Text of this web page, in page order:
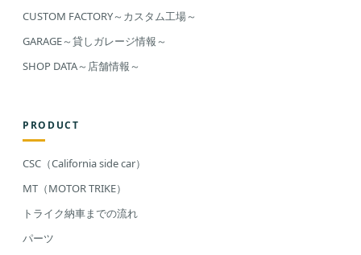
CUSTOM FACTORY～カスタム工場～
GARAGE～貸しガレージ情報～
SHOP DATA～店舗情報～
PRODUCT
CSC（California side car）
MT（MOTOR TRIKE）
トライク納車までの流れ
パーツ